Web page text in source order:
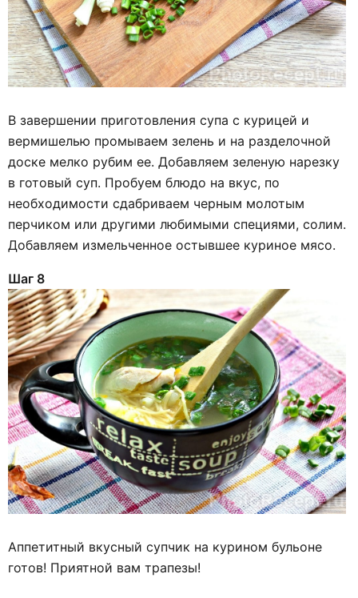
В завершении приготовления супа с курицей и
вермишелью промываем зелень и на разделочной
доске мелко рубим ее. Добавляем зеленую нарезку
в готовый суп. Пробуем блюдо на вкус, по
необходимости сдабриваем черным молотым
перчиком или другими любимыми специями, солим.
Добавляем измельченное остывшее куриное мясо.
Шаг 8
Аппетитный вкусный супчик на курином бульоне
готов! Приятной вам трапезы!